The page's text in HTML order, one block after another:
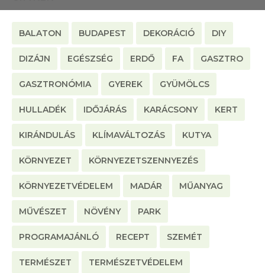
BALATON BUDAPEST DEKORÁCIÓ DIY
DIZÁJN EGÉSZSÉG ERDŐ FA GASZTRO
GASZTRONÓMIA GYEREK GYÜMÖLCS
HULLADÉK IDŐJÁRÁS KARÁCSONY KERT
KIRÁNDULÁS KLÍMAVÁLTOZÁS KUTYA
KÖRNYEZET KÖRNYEZETSZENNYEZÉS
KÖRNYEZETVÉDELEM MADÁR MŰANYAG
MŰVÉSZET NÖVÉNY PARK
PROGRAMAJÁNLÓ RECEPT SZEMÉT
TERMÉSZET TERMÉSZETVÉDELEM